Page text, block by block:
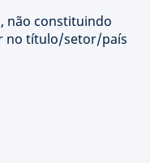
não constituindo
no título/setor/país